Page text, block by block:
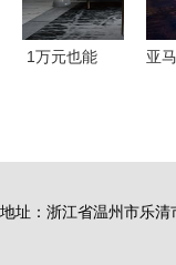
1万元也能
助您一臂之
亚
地址：浙江省温州市乐